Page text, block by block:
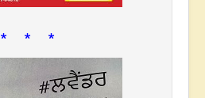
* * *